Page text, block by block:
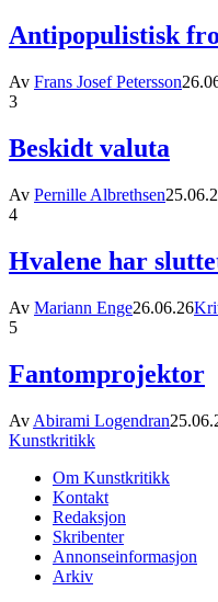
Antipopulistisk
Av Frans Josef Petersson
3
Beskidt valuta
Av Pernille Albrethsen
4
Hvalene har
Av Mariann Enge26.06.26
5
Fantomprojektor
Av Abirami Logendran
Kunstkritikk
Om Kunstkritikk
Kontakt
Redaksjon
Skribenter
Annonseinformasjon
Arkiv